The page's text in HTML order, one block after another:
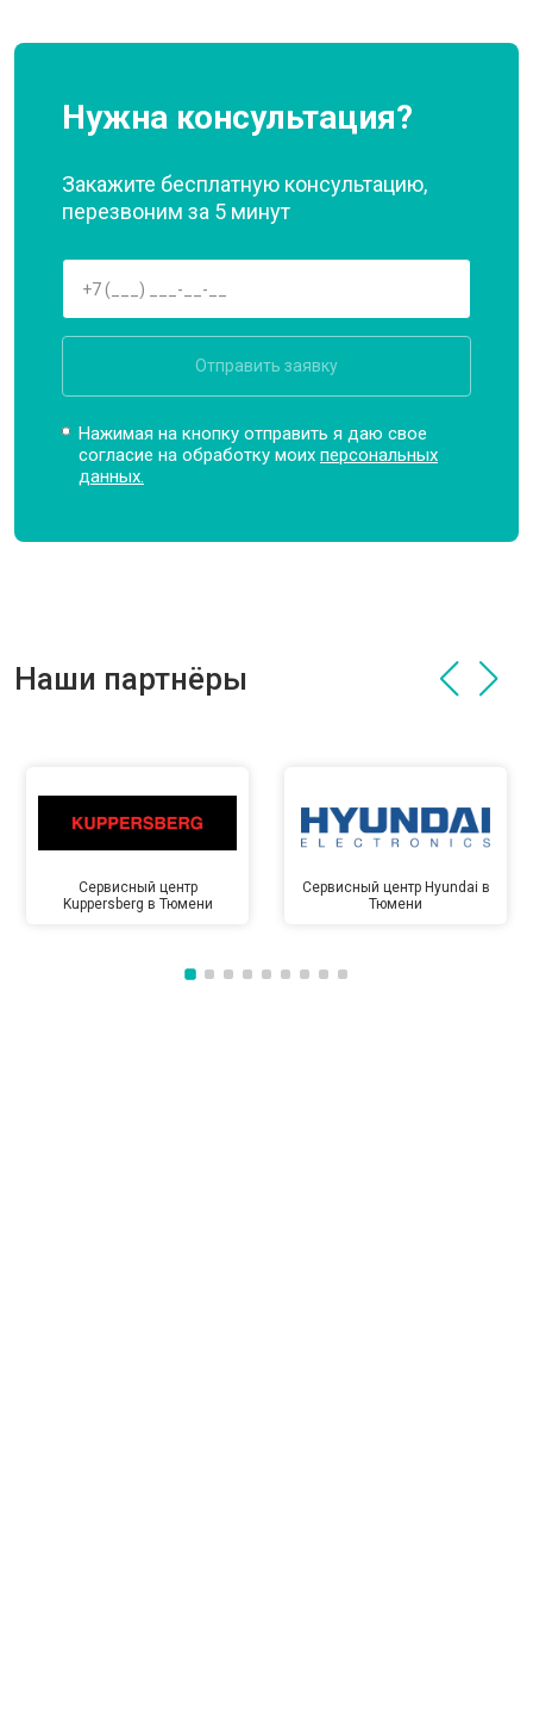
Нужна консультация?
Закажите бесплатную консультацию,
перезвоним за 5 минут
Отправить заявку
Нажимая на кнопку отправить я даю свое
согласие на обработку моихперсональных
данных.
Наши партнёры
Сервисный центр
Kuppersberg в Тюмени
Сервисный центр Hyundai в
Тюмени